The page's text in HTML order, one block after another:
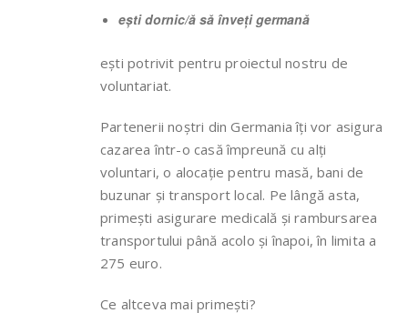
ești dornic/ă să înveți germană
ești potrivit pentru proiectul nostru de
voluntariat.
Partenerii noștri din Germania îți vor asigura
cazarea într-o casă împreună cu alți
voluntari, o alocație pentru masă, bani de
buzunar și transport local. Pe lângă asta,
primești asigurare medicală și rambursarea
transportului până acolo și înapoi, în limita a
275 euro.
Ce altceva mai primești?